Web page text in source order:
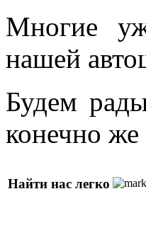
Многие
нашей
Будем
конечно
Найти нас легко